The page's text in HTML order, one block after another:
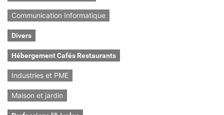
Communication Informatique
Divers
Hébergement Cafés Restaurants
Industries et PME
Maison et jardin